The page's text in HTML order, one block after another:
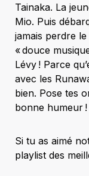
Tainaka. La
Mio. Puis
jamais perdre
« douce
Lévy ! Parce
avec les
bien. Pose tes
bonne humeur !
Si tu as aimé
playlist des